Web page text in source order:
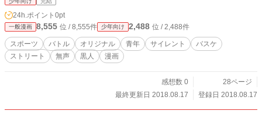
24h.ポイント 0pt
一般漫画 8,555 位 / 8,555件 少年向け 2,488 位 / 2,488件
スポーツ バトル オリジナル 青年 サイレント
バスケ
ストリート
無声 黒人 漫画
感想数 0
28ページ
最終更新日 2018.08.17
登録日 2018.08.17